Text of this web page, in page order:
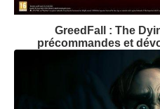
GreedFall : The
précommandes et